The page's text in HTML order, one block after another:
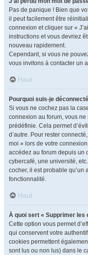
Pas de panique ! Bien que
il peut facilement être
connexion et cliquer sur «
instructions et vous devriez
nouveau rapidement.
Cependant, si vous ne
vous invitons à contacter un
Haut
Pourquoi suis-je
Si vous ne cochez pas la
connexion au forum, vous
prédéfinie. Cela permet
d’autre. Pour rester
moi » lors de votre
accédez au forum depuis un
cybercafé, une université,
cocher, il est probable qu’un
fonctionnalité.
Haut
À quoi sert « Supprimer les
Cette option vous permet
qui conservent votre
cookies permettent
sont lus ou non lus) dans le